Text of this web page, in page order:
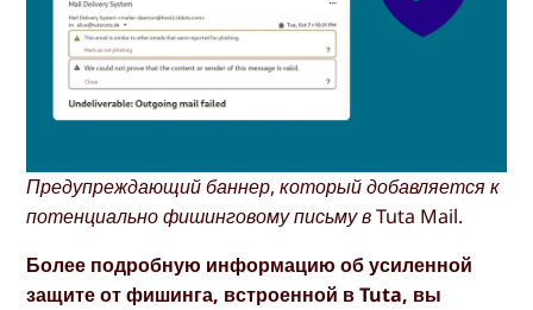
Предупреждающий баннер, который добавляется к
потенциально фишинговому письму в Tuta Mail.
Более подробную информацию об усиленной
защите от фишинга, встроенной в Tuta, вы